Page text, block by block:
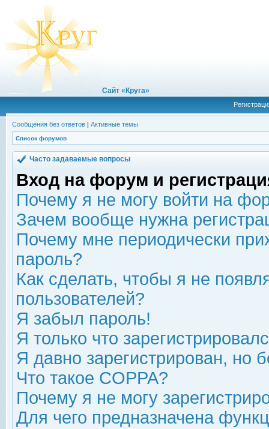
Сайт «Круга»
Сообщения без ответов | Активные темы
Список форумов
Часто задаваемые вопросы
Вход на форум и
Почему я не могу войти на
Зачем вообще нужна
Почему мне периодически
пароль?
Как сделать, чтобы я не
пользователей?
Я забыл пароль!
Я только что
Я давно зарегистрирован, но
Что такое COPPA?
Почему я не могу
Для чего предназначена